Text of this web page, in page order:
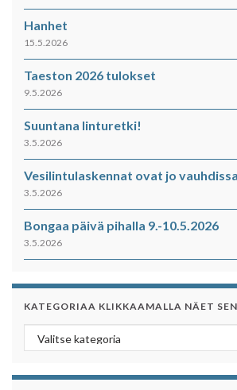
Hanhet
15.5.2026
Taeston 2026 tulokset
9.5.2026
Suuntana linturetki!
3.5.2026
Vesilintulaskennat ovat jo vauhdissa
3.5.2026
Bongaa päivä pihalla 9.-10.5.2026
3.5.2026
KATEGORIAA KLIKKAAMALLA NÄET
Kategoriaa klikkaamalla näet sen